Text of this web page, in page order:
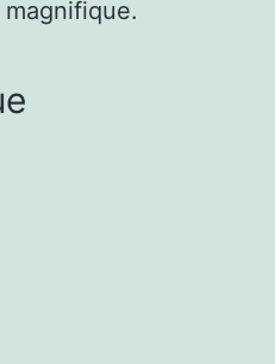
magnifique.